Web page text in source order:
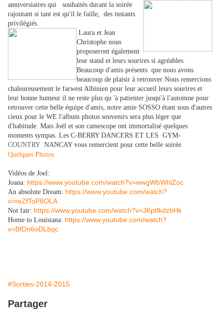
anniversiaires qui
souhaités durant la soirée
rajoutant si tant est qu'il le faille, des instants
privilégiés.
Laura et Jean
Christophe nous
proposeront également
leur stand et leurs sourires si agréables.
Beaucoup d'amis présents que nous avons
beaucoup de plaisir à retrouver Nous remercions
chaleureusement le farwest Albinien pour leur accueil leurs sourires et
leur bonne humeur il ne reste plus qu 'à patienter jusqu'à l'automne pour
retrouver cette belle équipe d'amis, notre amie SOSSO étant sous d'autres
cieux pour le WE l'album photos souvenirs sera plus léger que
d'habitude. Mais Joël et son camescope ont immortalisé quelques
moments sympas. Les C-BERRY DANCERS ET LES GYM-
COUNTRY NANCAY vous remercient pour cette belle soirée.
Quelques Photos
Vidéos de Joel:
Joana: https://www.youtube.com/watch?v=wwgWbWhlZoc
An absolute Dream: https://www.youtube.com/watch?
v=reZfToP8OLA
Not fair: https://www.youtube.com/watch?v=JKptfkdzbHk
Home to Louisiana: https://www.youtube.com/watch?
v=BfDn6oDLbqc
#Sorties-2014-2015
Partager